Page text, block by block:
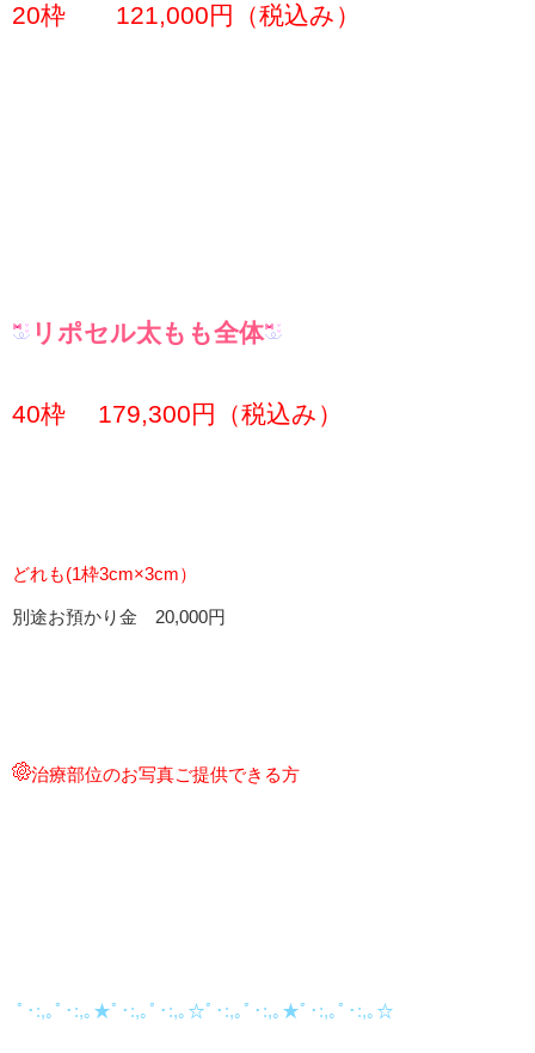
20枠 121,000円（税込み）
リポセル太もも全体
40枠 179,300円（税込み）
どれも(1枠3cm×3cm）
別途お預かり金 20,000円
治療部位のお写真ご提供できる方
ﾟ･:,｡ﾟ･:,｡★ﾟ･:,｡ﾟ･:,｡☆ﾟ･:,｡ﾟ･:,｡★ﾟ･:,｡ﾟ･:,｡☆